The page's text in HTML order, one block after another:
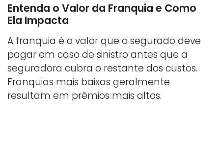
Entenda o Valor da Franquia e Como
Ela Impacta
A franquia é o valor que o segurado deve
pagar em caso de sinistro antes que a
seguradora cubra o restante dos custos.
Franquias mais baixas geralmente
resultam em prêmios mais altos.